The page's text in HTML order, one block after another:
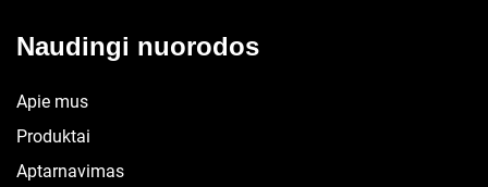
Naudingi nuorodos
Apie mus
Produktai
Aptarnavimas